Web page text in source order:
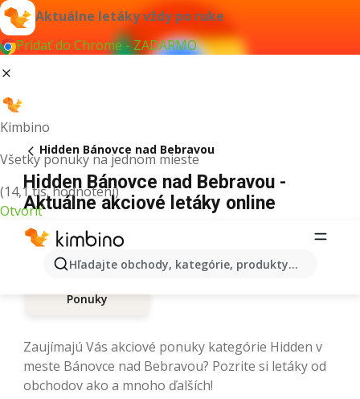
Aktuálne letáky vždy po ruke
Pridať do Chrome - ZADARMO
Kimbino
Všetky ponuky na jednom mieste
(14,1 tis. hodnotení)
Otvoriť
Hľadajte obchody, kategórie, produkty...
Hidden Bánovce nad Bebravou
Hidden Bánovce nad Bebravou -
Aktuálne akciové letáky online
Ponuky
Zaujímajú Vás akciové ponuky kategórie Hidden v
meste Bánovce nad Bebravou? Pozrite si letáky od
obchodov ako a mnoho ďalších!